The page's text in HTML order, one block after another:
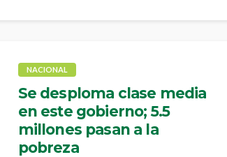
NACIONAL
Se desploma clase media
en este gobierno; 5.5
millones pasan a la
pobreza